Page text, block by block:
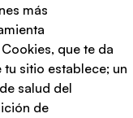
más
que te da
sitio establece; un
salud del
de